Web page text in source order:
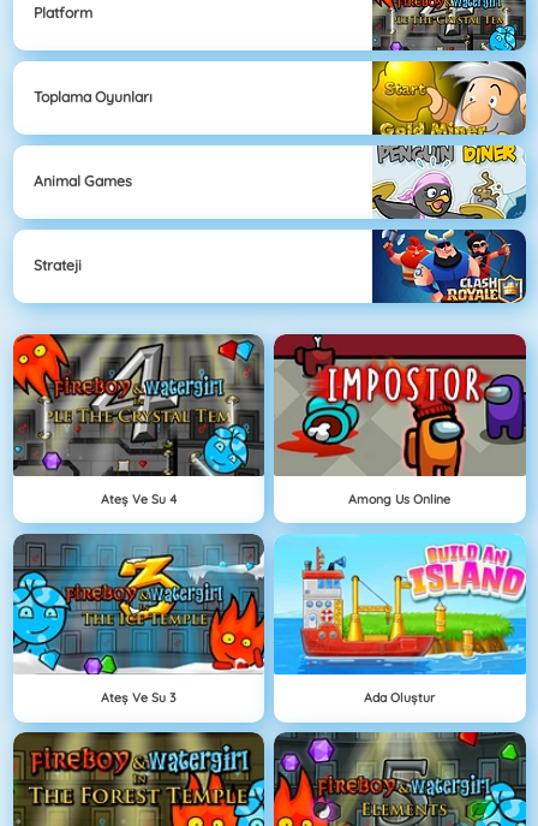
Platform
Toplama Oyunları
Animal Games
Strateji
Ateş Ve Su 4 Among Us Online
Ateş Ve Su 3 Ada Oluştur